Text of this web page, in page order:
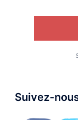
Suivez-